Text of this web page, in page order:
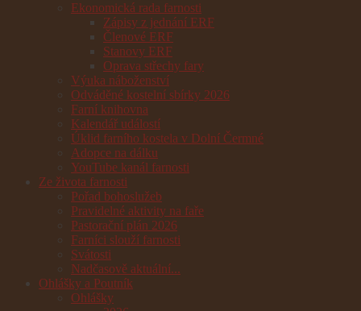
Ekonomická rada farnosti
Zápisy z jednání ERF
Členové ERF
Stanovy ERF
Oprava střechy fary
Výuka náboženství
Odváděné kostelní sbírky 2026
Farní knihovna
Kalendář událostí
Úklid farního kostela v Dolní Čermné
Adopce na dálku
YouTube kanál farnosti
Ze života farnosti
Pořad bohoslužeb
Pravidelné aktivity na faře
Pastorační plán 2026
Farníci slouží farnosti
Svátosti
Nadčasově aktuální...
Ohlášky a Poutník
Ohlášky